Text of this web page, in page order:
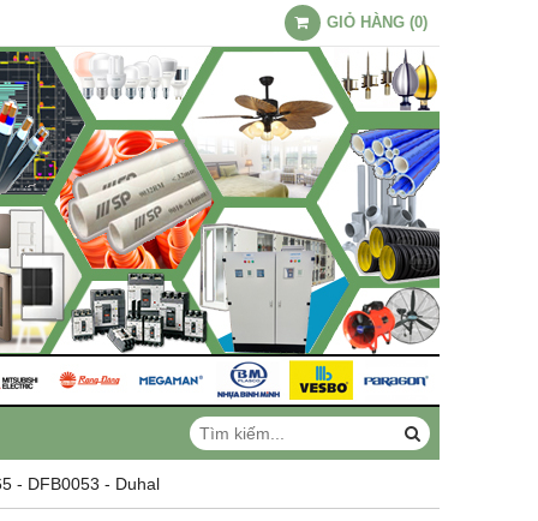
GIỎ HÀNG (0)
- DFB0053 - Duhal